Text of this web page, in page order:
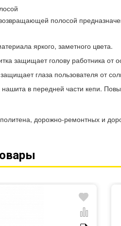
полосой
яркого, заметного цвета.
защищает голову работника от
глаза пользователя от
в передней части кепи.
дорожно-ремонтных и